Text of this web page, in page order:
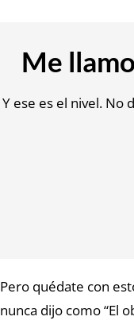
Me llamo
Y ese es el nivel. No
Pero quédate con
nunca dijo como “El